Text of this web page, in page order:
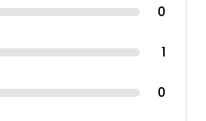
0
1
0